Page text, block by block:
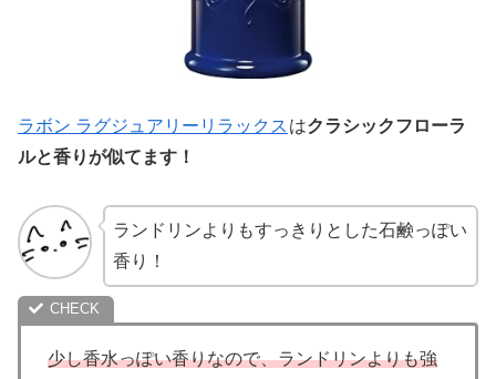
ラボン ラグジュアリーリラックス はクラシックフローラ
ルと香りが似てます！
ランドリンよりもすっきりとした石鹸っぽい
香り！
少し香水っぽい香りなので、ランドリンよりも強